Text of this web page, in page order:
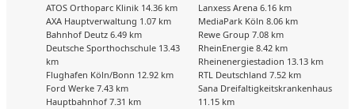
ATOS Orthoparc Klinik 14.36 km
AXA Hauptverwaltung 1.07 km
Bahnhof Deutz 6.49 km
Deutsche Sporthochschule 13.43
km
Flughafen Köln/Bonn 12.92 km
Ford Werke 7.43 km
Hauptbahnhof 7.31 km
Lanxess Arena 6.16 km
MediaPark Köln 8.06 km
Rewe Group 7.08 km
RheinEnergie 8.42 km
Rheinenergiestadion 13.13 km
RTL Deutschland 7.52 km
Sana Dreifaltigkeitskrankenhaus
11.15 km